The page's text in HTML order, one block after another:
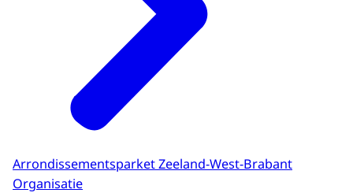
Arrondissementsparket Zeeland-West-Brabant
Organisatie